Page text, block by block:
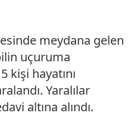
meydana gelen
uçuruma
kişi hayatını
Yaralılar
altına alındı.